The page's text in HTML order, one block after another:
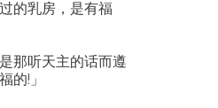
的乳房，是有福
那听天主的话而遵
的!」